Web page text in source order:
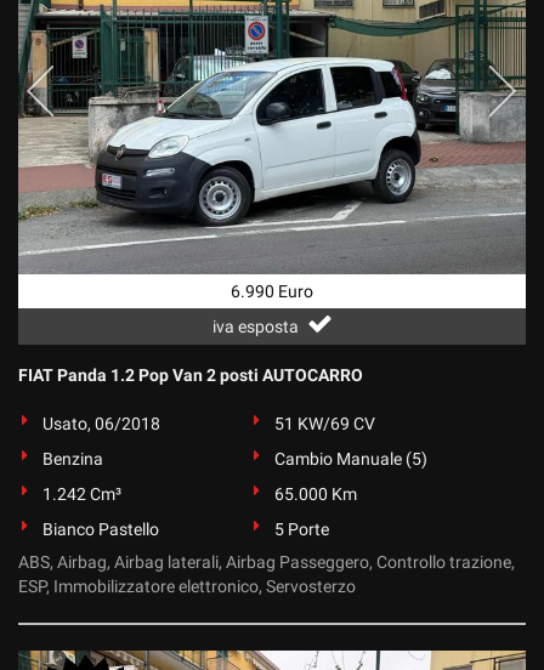
6.990 Euro
iva esposta
FIAT Panda 1.2 Pop Van 2 posti AUTOCARRO
Usato, 06/2018
51 KW/69 CV
Benzina
Cambio Manuale (5)
1.242 Cm³
65.000 Km
Bianco Pastello
5 Porte
ABS, Airbag, Airbag laterali, Airbag Passeggero, Controllo trazione,
ESP, Immobilizzatore elettronico, Servosterzo